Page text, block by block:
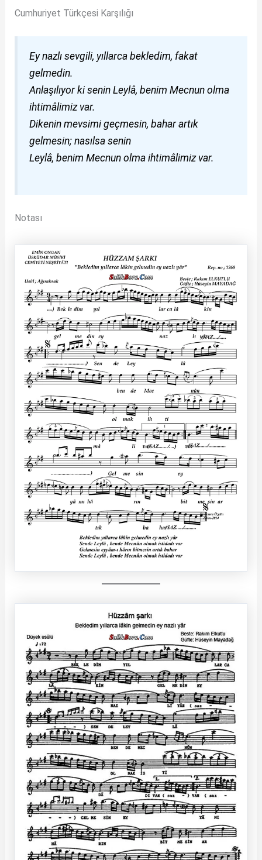
Cumhuriyet Türkçesi Karşılığı
Ey nazlı sevgili, yıllarca bekledim, fakat
gelmedin.
Anlaşılıyor ki senin Leylâ, benim Mecnun olma
ihtimâlimiz var.
Dikenin mevsimi geçmesin, bahar artık
gelmesin; nasılsa senin
Leylâ, benim Mecnun olma ihtimâlimiz var.
Notası